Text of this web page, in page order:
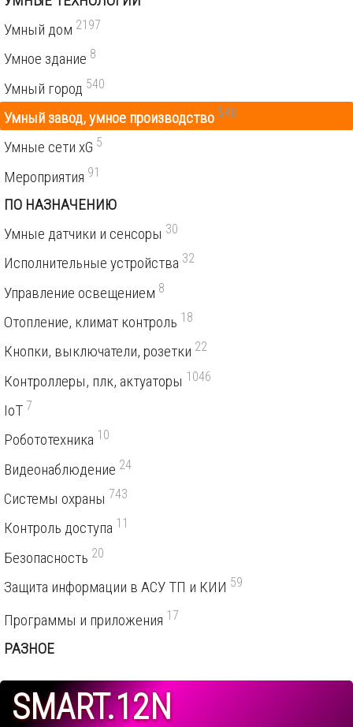
Умный дом 2197
Умное здание 8
Умный город 540
Умный завод, умное производство 540
Умные сети xG 5
Мероприятия 91
ПО НАЗНАЧЕНИЮ
Умные датчики и сенсоры 30
Исполнительные устройства 32
Управление освещением 8
Отопление, климат контроль 18
Кнопки, выключатели, розетки 22
Контроллеры, плк, актуаторы 1046
IoT 7
Робототехника 10
Видеонаблюдение 24
Системы охраны 743
Контроль доступа 11
Безопасность 20
Защита информации в АСУ ТП и КИИ 59
Программы и приложения 17
РАЗНОЕ
SMART.12N